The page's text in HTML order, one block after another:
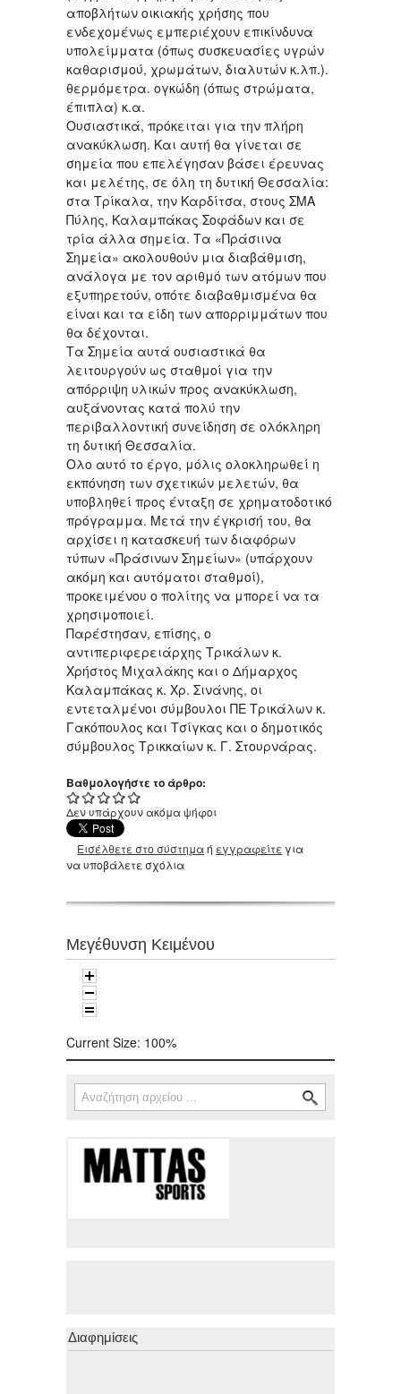
αποβλήτων οικιακής χρήσης που
ενδεχομένως εμπεριέχουν επικίνδυνα
υπολείμματα (όπως συσκευασίες υγρών
καθαρισμού, χρωμάτων, διαλυτών κ.λπ.).
θερμόμετρα. ογκώδη (όπως στρώματα,
έπιπλα) κ.α.
Ουσιαστικά, πρόκειται για την πλήρη
ανακύκλωση. Και αυτή θα γίνεται σε
σημεία που επελέγησαν βάσει έρευνας
και μελέτης, σε όλη τη δυτική Θεσσαλία:
στα Τρίκαλα, την Καρδίτσα, στους ΣΜΑ
Πύλης, Καλαμπάκας Σοφάδων και σε
τρία άλλα σημεία. Τα «Πράσιινα
Σημεία» ακολουθούν μια διαβάθμιση,
ανάλογα με τον αριθμό των ατόμων που
εξυπηρετούν, οπότε διαβαθμισμένα θα
είναι και τα είδη των απορριμμάτων που
θα δέχονται.
Τα Σημεία αυτά ουσιαστικά θα
λειτουργούν ως σταθμοί για την
απόρριψη υλικών προς ανακύκλωση,
αυξάνοντας κατά πολύ την
περιβαλλοντική συνείδηση σε ολόκληρη
τη δυτική Θεσσαλία.
Ολο αυτό το έργο, μόλις ολοκληρωθεί η
εκπόνηση των σχετικών μελετών, θα
υποβληθεί προς ένταξη σε χρηματοδοτικό
πρόγραμμα. Μετά την έγκρισή του, θα
αρχίσει η κατασκευή των διαφόρων
τύπων «Πράσινων Σημείων» (υπάρχουν
ακόμη και αυτόματοι σταθμοί),
προκειμένου ο πολίτης να μπορεί να τα
χρησιμοποιεί.
Παρέστησαν, επίσης, ο
αντιπεριφερειάρχης Τρικάλων κ.
Χρήστος Μιχαλάκης και ο Δήμαρχος
Καλαμπάκας κ. Χρ. Σινάνης, οι
εντεταλμένοι σύμβουλοι ΠΕ Τρικάλων κ.
Γακόπουλος και Τσίγκας και ο δημοτικός
σύμβουλος Τρικκαίων κ. Γ. Στουρνάρας.
Βαθμολογήστε το άρθρο:
Δεν υπάρχουν ακόμα ψήφοι
Εισέλθετε στο σύστημαή εγγραφείτε για
να υποβάλετε σχόλια
Μεγέθυνση Κειμένου
Current Size: 100%
Φόρμα αναζήτησης
Αναζήτηση
Διαφημίσεις